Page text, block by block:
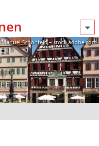
Schönfeld – stock.adobe.com